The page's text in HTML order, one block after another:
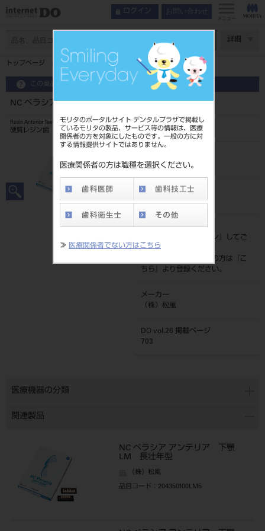
モリタのポータルサイト デンタルプラザで掲載し
ているモリタの製品、サービス等の情報は、医療
関係者の方を対象にしたものです。一般の方に対
する情報提供サイトではありません。
医療関係者の方は職種を選択ください。
≫ 医療関係者でない方はこちら
ログイン お問い合わせ
メニュー
詳細
トップページ NC ベラシア アンテリア 上顎 LT 長尖型
この商品に関するお問い合わせ
NC ベラシア アンテリア 上顎 LT 長尖型
Resin Anterior Teeth
硬質レジン歯
204350103LT6
JAN/EANコード
標準価格
ログイン
』してご
覧ください。
ネット会員登録がまだの方は『
こ
ちら
』より登録ください。
メーカー
（株）松風
DO vol.26 掲載ページ
703
医療機器の分類
関連製品
NC ベラシア アンテリア 下顎
LM 長壮年型
（株）松風
品目コード ：204350100LM5